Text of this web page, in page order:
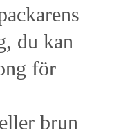
du kan
för
brun